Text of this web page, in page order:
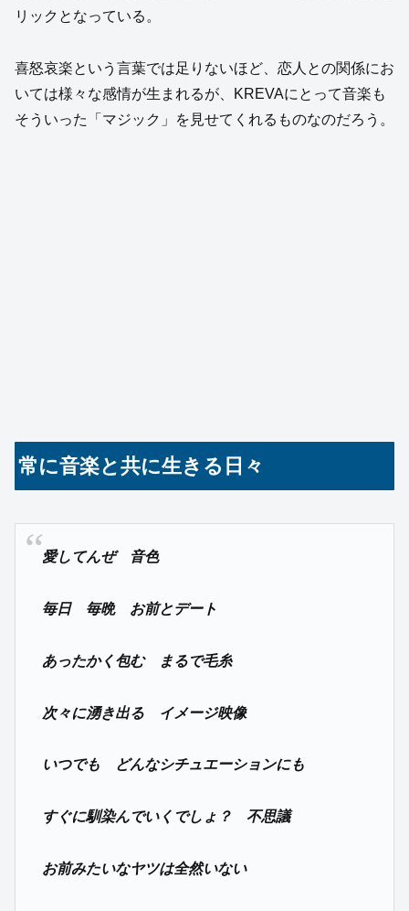
リックとなっている。
喜怒哀楽という言葉では足りないほど、恋人との関係にお
いては様々な感情が生まれるが、KREVAにとって音楽も
そういった「マジック」を見せてくれるものなのだろう。
常に音楽と共に生きる日々
愛してんぜ 音色
毎日 毎晩 お前とデート
あったかく包む まるで毛糸
次々に湧き出る イメージ映像
いつでも どんなシチュエーションにも
すぐに馴染んでいくでしょ？ 不思議
お前みたいなヤツは全然いない